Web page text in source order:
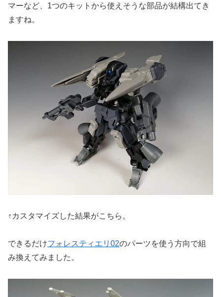
マーなど、1つのキットから使えそうな部品が結構出てき
ますね。
↑カスタマイズした結果がこちら。
できるだけフォレスティエリ02のパーツを使う方向で組
み換えてみました。